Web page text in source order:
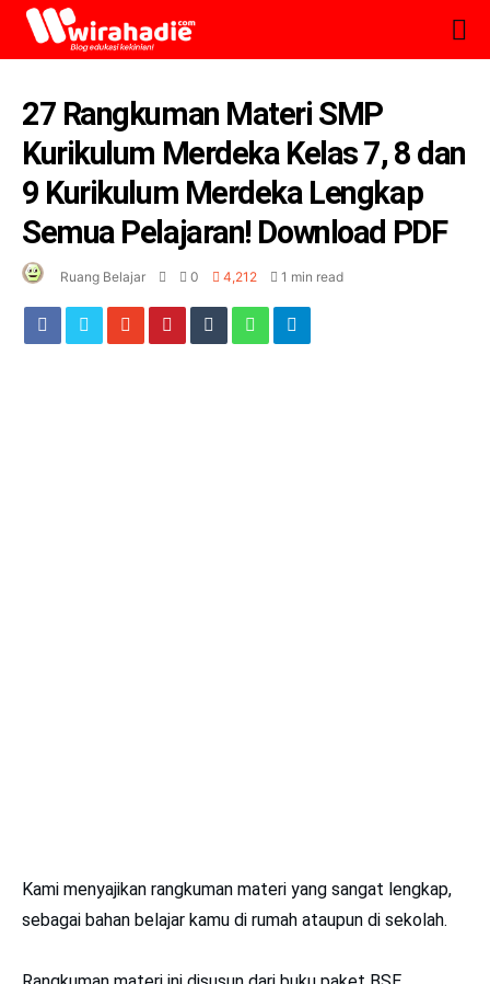
27 Rangkuman Materi SMP
Kurikulum Merdeka Kelas 7, 8 dan
9 Kurikulum Merdeka Lengkap
Semua Pelajaran! Download PDF
Ruang Belajar 0 4,212 1 min read
Kami menyajikan rangkuman materi yang sangat lengkap,
sebagai bahan belajar kamu di rumah ataupun di sekolah.